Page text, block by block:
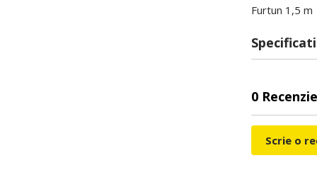
Furtun 1,5 m
0
Scrie o